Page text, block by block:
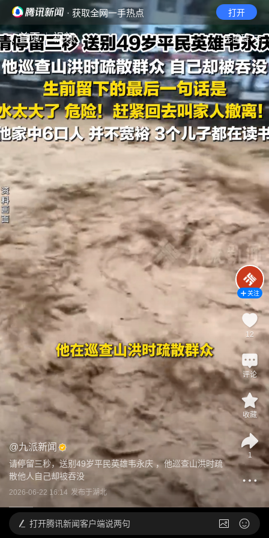
· 获取全网一手热点 打开
首页 视频 无障碍
@九派新闻
请停留三秒，送别49岁平民英雄韦永庆 ，他巡查山洪时疏
散他人自己却被吞没
2026-06-22 16:14 发布于湖北
关注
12
评论
收藏
1
打开腾讯新闻客户端说两句